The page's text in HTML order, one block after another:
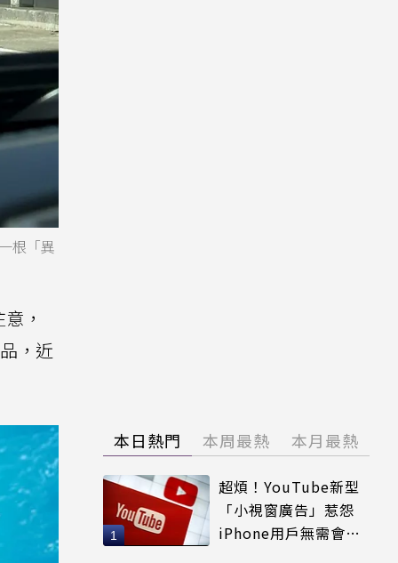
根「異
，
，近
本日熱門 本周最熱 本月最熱
超煩！YouTube新型
「小視窗廣告」惹怨
iPhone用戶無需會員